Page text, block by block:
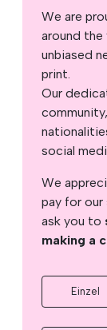
We are
around
unbiased
print.
Our
social
We
pay for our
ask you to
making a
Einzel